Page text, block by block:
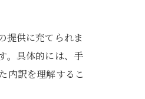
提供に充てられま
。具体的には、手
内訳を理解するこ